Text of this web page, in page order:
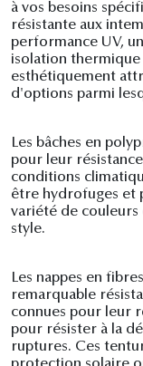
à vos besoins
résistante aux
performance UV,
isolation thermique
esthétiquement
d'options parmi
Les bâches en
pour leur
conditions
être hydrofuges et
variété de
style.
Les nappes en
remarquable
connues pour leur
pour résister à la
ruptures. Ces